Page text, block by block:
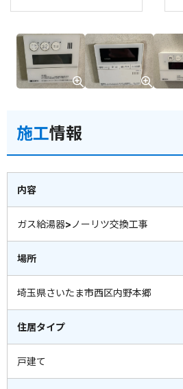
施工情報
内容
ガス給湯器>ノーリツ交換工事
場所
埼玉県さいたま市西区内野本郷
住居タイプ
戸建て